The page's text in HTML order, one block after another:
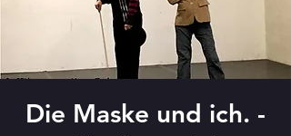
Die Maske und ich. -